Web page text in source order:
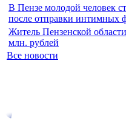
В Пензе молодой человек
после отправки интимных
Житель Пензенской
млн. рублей
Все новости